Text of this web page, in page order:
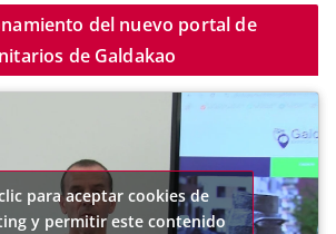
del nuevo portal de
de Galdakao
para aceptar cookies de
y permitir este contenido